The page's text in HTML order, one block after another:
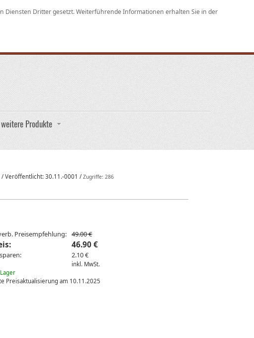
Diensten Dritter gesetzt. Weiterführende Informationen erhalten Sie in der
weitere Produkte
/ Veröffentlicht:30.11.-0001 / Zugriffe: 286
Preisempfehlung: 49.00 €
46.90 €
2.10 €
inkl. MwSt.
Preisaktualisierung am 10.11.2025